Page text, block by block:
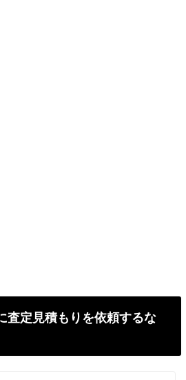
査定見積もりを依頼するな